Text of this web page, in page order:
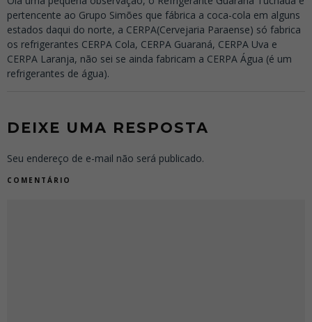
pertencente ao Grupo Simões que fábrica a coca-cola em alguns
estados daqui do norte, a CERPA(Cervejaria Paraense) só fabrica
os refrigerantes CERPA Cola, CERPA Guaraná, CERPA Uva e
CERPA Laranja, não sei se ainda fabricam a CERPA Água (é um
refrigerantes de água).
DEIXE UMA RESPOSTA
Seu endereço de e-mail não será publicado.
COMENTÁRIO